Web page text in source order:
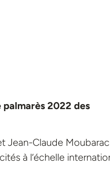
2022 des
Jean-Claude Moubarac
à l’échelle